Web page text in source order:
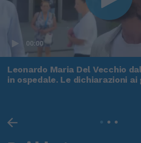
00:00
Leonardo Maria Del Vecchio
in ospedale. Le dichiarazioni